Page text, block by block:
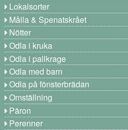
Lokalsorter
Målla & Spenatskrået
Nötter
Odla i kruka
Odla i pallkrage
Odla med barn
Odla på fönsterbrädan
Omställning
Päron
Perenner